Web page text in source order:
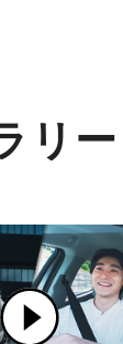
リー